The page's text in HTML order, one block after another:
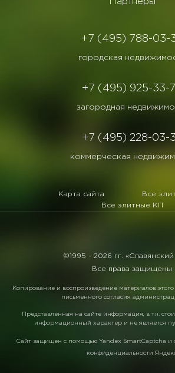
+7 (495) 788-03-
городская
+7 (495) 925-33-
загородная
+7 (495) 228-03-
коммерческая
Карта сайта
Все
Все элитные КП
©1995 - 2026 гг.
Все права защищены
Копирование и воспроизведение материалов этого
письменного согласия
Представленная на сайте информация, в т.ч.
информационный характер и не является
Сайт защищен с помощью Yandex SmartCaptcha и
конфиденциальности